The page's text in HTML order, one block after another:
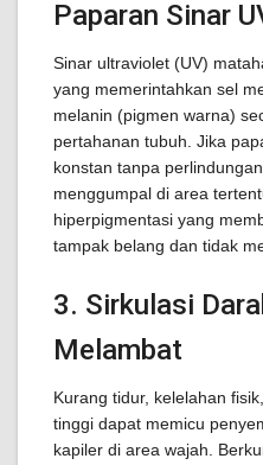
Paparan Sinar
Sinar ultraviolet (UV)
yang memerintahkan sel
melanin (pigmen warna)
pertahanan tubuh. Jika
konstan tanpa
menggumpal di area
hiperpigmentasi yang
tampak belang dan tidak
3. Sirkulasi
Melambat
Kurang tidur, kelelahan
tinggi dapat memicu
kapiler di area wajah.